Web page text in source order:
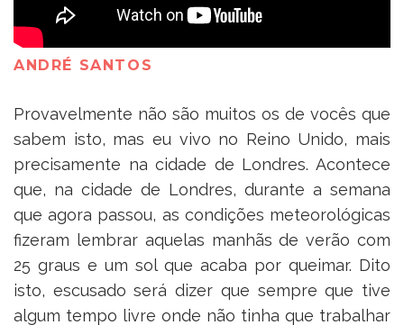
ANDRÉ SANTOS
Provavelmente não são muitos os de vocês que
sabem isto, mas eu vivo no Reino Unido, mais
precisamente na cidade de Londres. Acontece
que, na cidade de Londres, durante a semana
que agora passou, as condições meteorológicas
fizeram lembrar aquelas manhãs de verão com
25 graus e um sol que acaba por queimar. Dito
isto, escusado será dizer que sempre que tive
algum tempo livre onde não tinha que trabalhar